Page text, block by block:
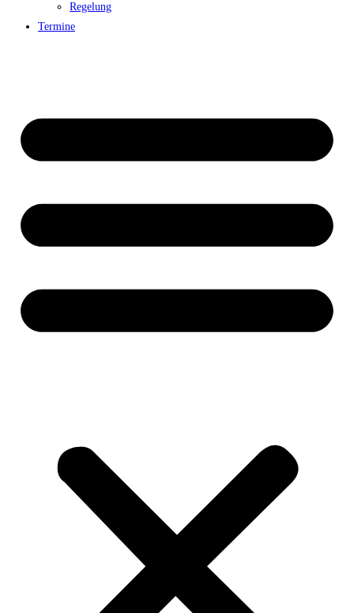
Regelung
Termine